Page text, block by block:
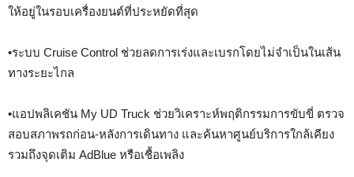
ให้อยู่ในรอบเครื่องยนต์ที่ประหยัดที่สุด
•ระบบ Cruise Control ช่วยลดการเร่งและเบรกโดยไม่จำเป็นในเส้น
ทางระยะไกล
•แอปพลิเคชัน My UD Truck ช่วยวิเคราะห์พฤติกรรมการขับขี่ ตรวจ
สอบสภาพรถก่อน-หลังการเดินทาง และค้นหาศูนย์บริการใกล้เคียง
รวมถึงจุดเติม AdBlue หรือเชื้อเพลิง